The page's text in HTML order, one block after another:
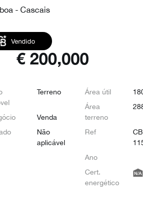
- Cascais
Vendido
€ 200,000
Terreno
Venda
Não
aplicável
Área útil
Área
terreno
Ref
Ano
Cert.
energético